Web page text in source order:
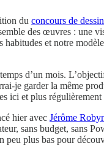
du concours de
des œuvres : une
et notre
d’un mois.
je garder la même
ici et plus régulièrement
hier avec Jérôme
sans budget, sans
peu plus bas pour